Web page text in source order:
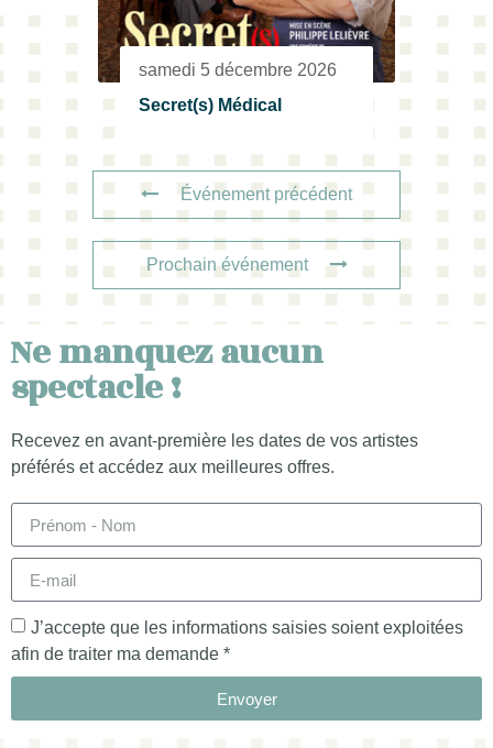
samedi 5 décembre 2026
Secret(s) Médical
Événement précédent
Prochain événement
Ne manquez aucun
spectacle !
Recevez en avant-première les dates de vos artistes
préférés et accédez aux meilleures offres.
J’accepte que les informations saisies soient exploitées
afin de traiter ma demande *
Envoyer